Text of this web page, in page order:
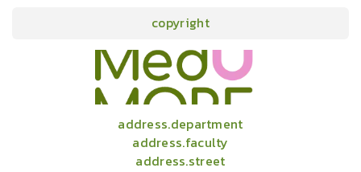
copyright
address.department
address.faculty
address.street
onlineCourses academicConferencesnews infographic